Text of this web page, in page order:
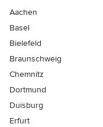
Aachen
Basel
Bielefeld
Braunschweig
Chemnitz
Dortmund
Duisburg
Erfurt